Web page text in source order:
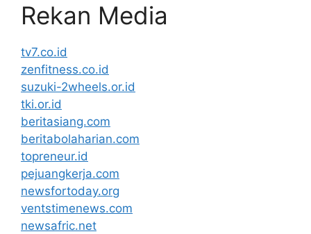
Rekan Media
tv7.co.id
zenfitness.co.id
suzuki-2wheels.or.id
tki.or.id
beritasiang.com
beritabolaharian.com
topreneur.id
pejuangkerja.com
newsfortoday.org
ventstimenews.com
newsafric.net